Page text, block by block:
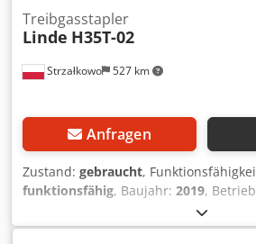
Strzałkowo 527 km
Treibgasstapler
Linde H35T-02
Anfragen
Zustand: gebraucht,
funktionsfähig, Baujahr: 2019,
, Hubhöhe:6.455
mm, Kraftstofftyp:Gas, Masttyp: